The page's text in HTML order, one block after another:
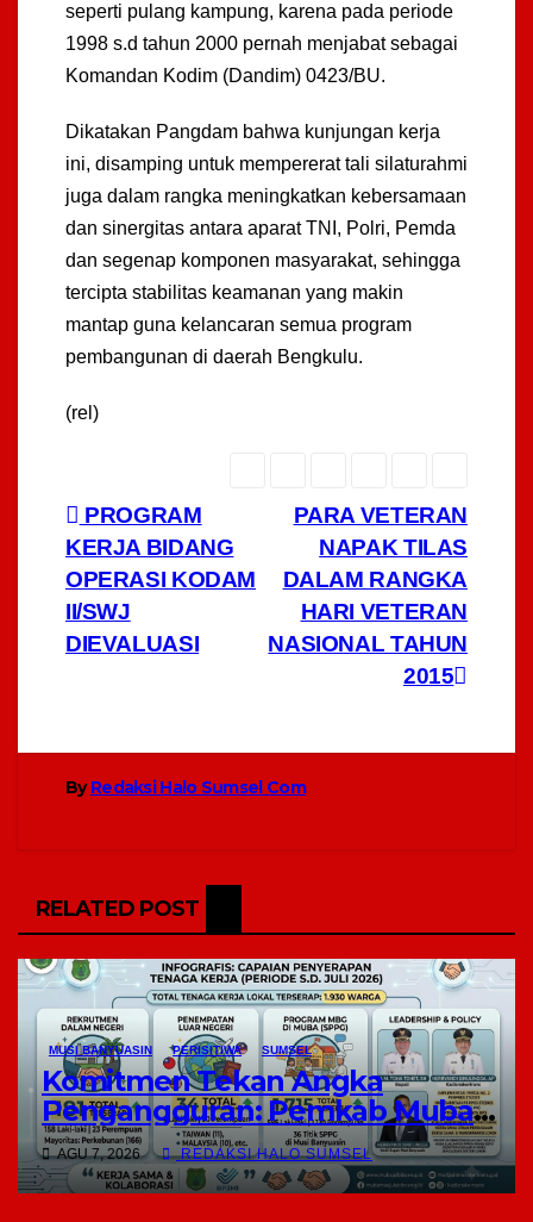
seperti pulang kampung, karena pada periode
1998 s.d tahun 2000 pernah menjabat sebagai
Komandan Kodim (Dandim) 0423/BU.
Dikatakan Pangdam bahwa kunjungan kerja
ini, disamping untuk mempererat tali silaturahmi
juga dalam rangka meningkatkan kebersamaan
dan sinergitas antara aparat TNI, Polri, Pemda
dan segenap komponen masyarakat, sehingga
tercipta stabilitas keamanan yang makin
mantap guna kelancaran semua program
pembangunan di daerah Bengkulu.
(rel)
Navigasi
pos
PARA VETERAN
NAPAK TILAS
DALAM RANGKA
HARI VETERAN
NASIONAL TAHUN
2015
PROGRAM
KERJA BIDANG
OPERASI KODAM
II/SWJ
DIEVALUASI
ByRedaksi Halo Sumsel Com
RELATED POST
MUSI BANYUASIN PERISITIWA SUMSEL
Komitmen Tekan Angka
Pengangguran: Pemkab Muba
Melalui Disnakertrans Sukses
1.930 Tenaga Kerja Lokal Hingga
Juli 2026
AGU 7, 2026 REDAKSI HALO SUMSEL